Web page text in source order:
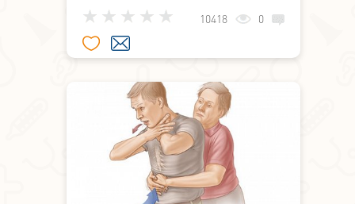
Инородные тела полости носа
(бусинки, пуговицы, горох, фасоль,
косточки от ягод, семечки и
10418 0